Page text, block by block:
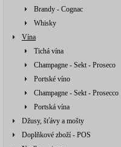
Brandy - Cognac
Whisky
Vína
Tichá vína
Champagne - Sekt - Proseco
Portské víno
Champagne - Sekt - Prosecco
Portská vína
Džusy, šťávy a mošty
Doplňkové zboží - POS